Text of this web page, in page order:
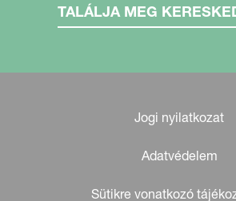
TALÁLJA MEG
Jogi nyilatkozat
Adatvédelem
Sütikre vonatkozó